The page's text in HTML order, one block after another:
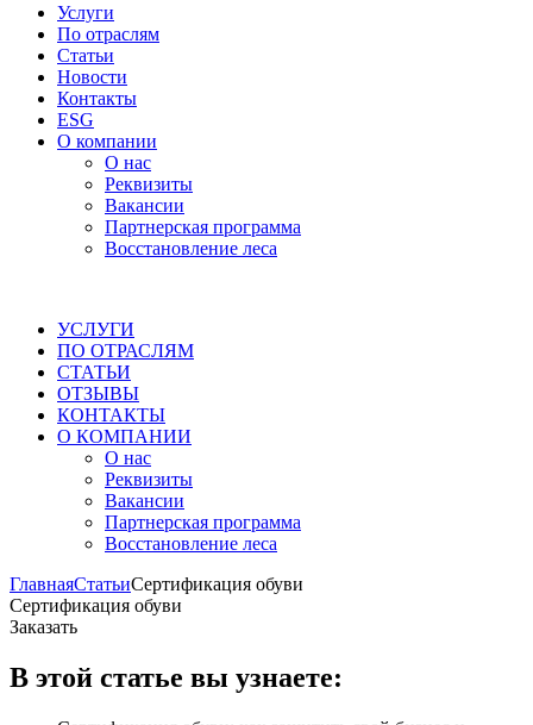
Услуги
По отраслям
Статьи
Новости
Контакты
ESG
О компании
О нас
Реквизиты
Вакансии
Партнерская программа
Восстановление леса
УСЛУГИ
ПО ОТРАСЛЯМ
СТАТЬИ
ОТЗЫВЫ
КОНТАКТЫ
О КОМПАНИИ
О нас
Реквизиты
Вакансии
Партнерская программа
Восстановление леса
ГлавнаяСтатьиСертификация обуви
Сертификация обуви
Заказать
В этой статье вы узнаете: